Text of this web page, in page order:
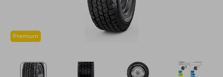
Annuleren
Premium